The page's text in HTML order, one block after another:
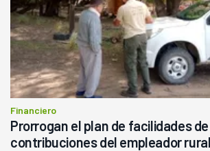
Financiero
Prorrogan el plan de facilidades
contribuciones del empleador rural